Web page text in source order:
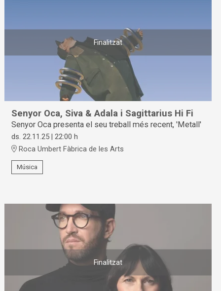
Finalitzat
Senyor Oca, Siva & Adala i Sagittarius Hi Fi
Senyor Oca presenta el seu treball més recent, 'Metall'
ds. 22.11.25 |22:00 h
Roca Umbert Fàbrica de les Arts
Música
Finalitzat